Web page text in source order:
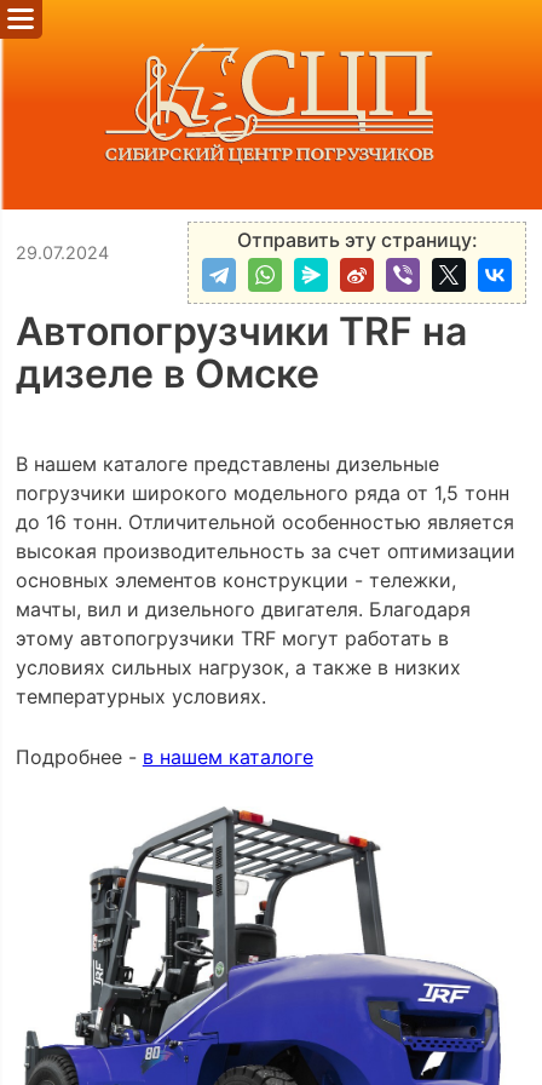
Отправить эту страницу:
29.07.2024
Автопогрузчики TRF на
дизеле в Омске
В нашем каталоге представлены дизельные
погрузчики широкого модельного ряда от 1,5 тонн
до 16 тонн. Отличительной особенностью является
высокая производительность за счет оптимизации
основных элементов конструкции - тележки,
мачты, вил и дизельного двигателя. Благодаря
этому автопогрузчики TRF могут работать в
условиях сильных нагрузок, а также в низких
температурных условиях.
Подробнее - в нашем каталоге